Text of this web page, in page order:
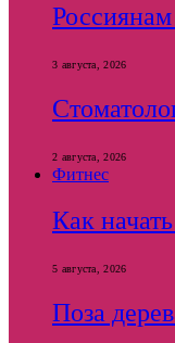
3 августа, 2026
2 августа, 2026
Фитнес
Как
5 августа, 2026
Поза